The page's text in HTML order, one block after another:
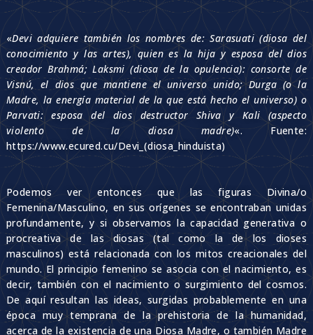
«Devi adquiere también los nombres de: Sarasuati (diosa del
conocimiento y las artes), quien es la hija y esposa del dios
creador Brahmá; Laksmi (diosa de la opulencia): consorte de
Visnú, el dios que mantiene el universo unido; Durga (o la
Madre, la energía material de la que está hecho el universo) o
Parvati: esposa del dios destructor Shiva y Kali (aspecto
violento de la diosa madre)«. Fuente:
https://www.ecured.cu/Devi_(diosa_hinduista)
Podemos ver entonces que las figuras Divina/o
Femenina/Masculino, en sus orígenes se encontraban unidas
profundamente, y si observamos la capacidad generativa o
procreativa de las diosas (tal como la de los dioses
masculinos) está relacionada con los mitos creacionales del
mundo. El principio femenino se asocia con el nacimiento, es
decir, también con el nacimiento o surgimiento del cosmos.
De aquí resultan las ideas, surgidas probablemente en una
época muy temprana de la prehistoria de la humanidad,
acerca de la existencia de una Diosa Madre, o también Madre